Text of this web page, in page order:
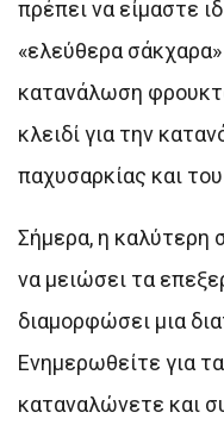
πρέπει να είμαστε
«ελεύθερα
κατανάλωση
κλειδί για την
παχυσαρκίας και
Σήμερα, η καλύτερη
να μειώσει τα
διαμορφώσει μια
Ενημερωθείτε για
καταναλώνετε και